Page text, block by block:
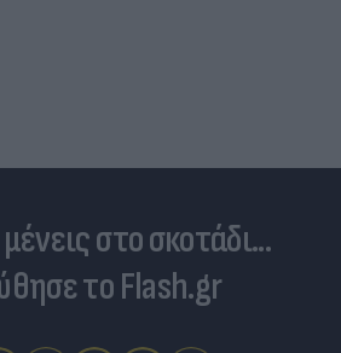
στο σκοτάδι...
το Flash.gr